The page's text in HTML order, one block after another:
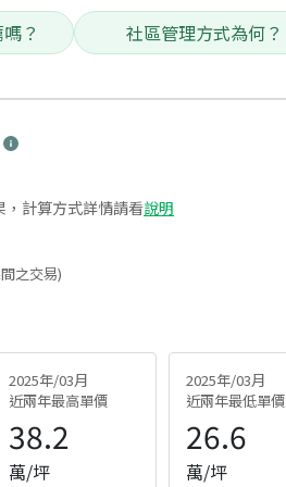
？ 社區管理方式為何？
，計算方式詳情請看說明
之交易)
2025年/03月
近兩年最高單價
38.2
萬/坪
2025年/03月
近兩年最低單價
26.6
萬/坪